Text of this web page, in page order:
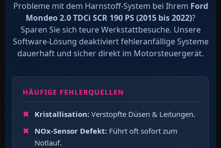
Probleme mit dem Harnstoff-System bei Ihrem Ford
Mondeo 2.0 TDCi SCR 190 PS (2015 bis 2022)?
Sparen Sie sich teure Werkstattbesuche. Unsere
Software-Lösung deaktiviert fehleranfällige Systeme
dauerhaft und sicher direkt im Motorsteuergerät.
HÄUFIGE FEHLERQUELLEN
Kristallisation: Verstopfte Düsen & Leitungen.
NOx-Sensor Defekt: Führt oft sofort zum
Notlauf.